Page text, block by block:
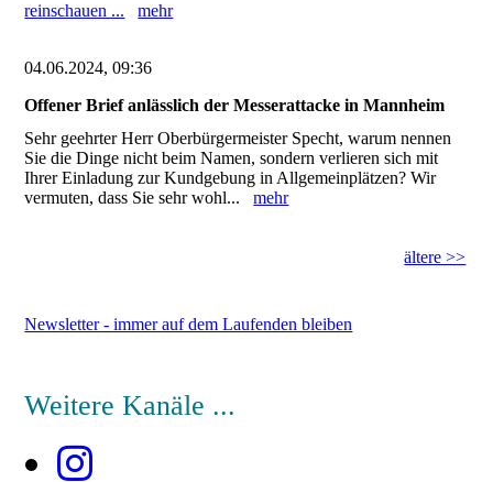
reinschauen ...
mehr
04.06.2024, 09:36
Offener Brief anlässlich der Messerattacke in Mannheim
Sehr geehrter Herr Oberbürgermeister Specht, warum nennen
Sie die Dinge nicht beim Namen, sondern verlieren sich mit
Ihrer Einladung zur Kundgebung in Allgemeinplätzen? Wir
vermuten, dass Sie sehr wohl...mehr
ältere >>
Newsletter - immer auf dem Laufenden bleiben
Weitere Kanäle ...